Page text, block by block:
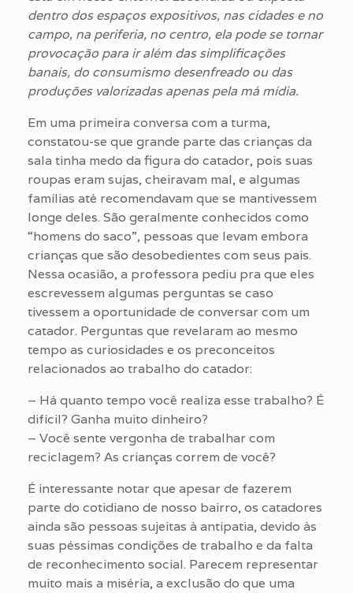
dentro dos espaços expositivos, nas cidades e no
campo, na periferia, no centro, ela pode se tornar
provocação para ir além das simplificações
banais, do consumismo desenfreado ou das
produções valorizadas apenas pela má mídia.
Em uma primeira conversa com a turma,
constatou-se que grande parte das crianças da
sala tinha medo da figura do catador, pois suas
roupas eram sujas, cheiravam mal, e algumas
famílias até recomendavam que se mantivessem
longe deles. São geralmente conhecidos como
“homens do saco”, pessoas que levam embora
crianças que são desobedientes com seus pais.
Nessa ocasião, a professora pediu pra que eles
escrevessem algumas perguntas se caso
tivessem a oportunidade de conversar com um
catador. Perguntas que revelaram ao mesmo
tempo as curiosidades e os preconceitos
relacionados ao trabalho do catador:
– Há quanto tempo você realiza esse trabalho? É
difícil? Ganha muito dinheiro?
– Você sente vergonha de trabalhar com
reciclagem? As crianças correm de você?
É interessante notar que apesar de fazerem
parte do cotidiano de nosso bairro, os catadores
ainda são pessoas sujeitas à antipatia, devido às
suas péssimas condições de trabalho e da falta
de reconhecimento social. Parecem representar
muito mais a miséria, a exclusão do que uma